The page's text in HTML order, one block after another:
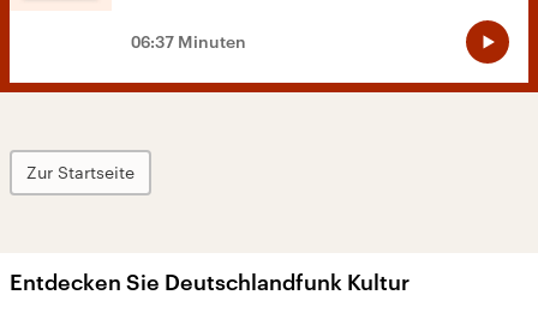
06:37 Minuten
Zur Startseite
Entdecken Sie Deutschlandfunk Kultur